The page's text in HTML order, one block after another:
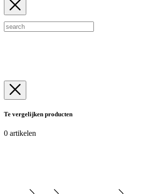
Te vergelijken producten
0 artikelen